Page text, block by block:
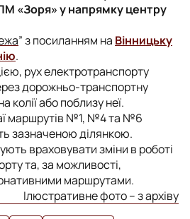
«Зоря» у напрямку центру
” з посиланням на Вінницьку
.
рух електротранспорту
дорожньо-транспортну
колії або поблизу неї.
маршрутів №1, №4 та №6
зазначеною ділянкою.
враховувати зміни в роботі
та, за можливості,
маршрутами.
Ілюстративне фото – з архіву